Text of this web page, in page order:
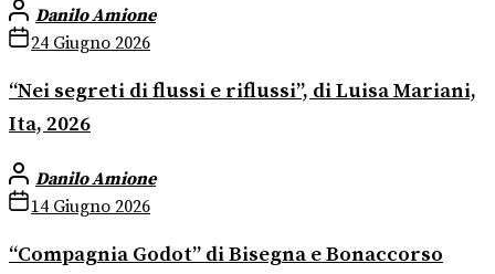
Danilo Amione
24 Giugno 2026
“Nei segreti di flussi e riflussi”, di Luisa Mariani,
Ita, 2026
Danilo Amione
14 Giugno 2026
“Compagnia Godot” di Bisegna e Bonaccorso